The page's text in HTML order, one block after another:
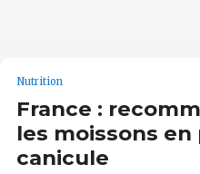
Nutrition
France :
les moissons en
canicule